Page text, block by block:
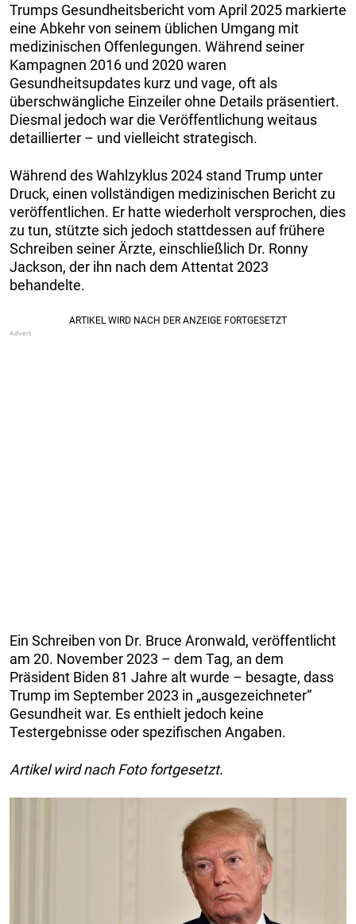
Trumps Gesundheitsbericht vom April 2025 markierte
eine Abkehr von seinem üblichen Umgang mit
medizinischen Offenlegungen. Während seiner
Kampagnen 2016 und 2020 waren
Gesundheitsupdates kurz und vage, oft als
überschwängliche Einzeiler ohne Details präsentiert.
Diesmal jedoch war die Veröffentlichung weitaus
detaillierter – und vielleicht strategisch.
Während des Wahlzyklus 2024 stand Trump unter
Druck, einen vollständigen medizinischen Bericht zu
veröffentlichen. Er hatte wiederholt versprochen, dies
zu tun, stützte sich jedoch stattdessen auf frühere
Schreiben seiner Ärzte, einschließlich Dr. Ronny
Jackson, der ihn nach dem Attentat 2023
behandelte.
Ein Schreiben von Dr. Bruce Aronwald, veröffentlicht
am 20. November 2023 – dem Tag, an dem
Präsident Biden 81 Jahre alt wurde – besagte, dass
Trump im September 2023 in „ausgezeichneter“
Gesundheit war. Es enthielt jedoch keine
Testergebnisse oder spezifischen Angaben.
Artikel wird nach Foto fortgesetzt.